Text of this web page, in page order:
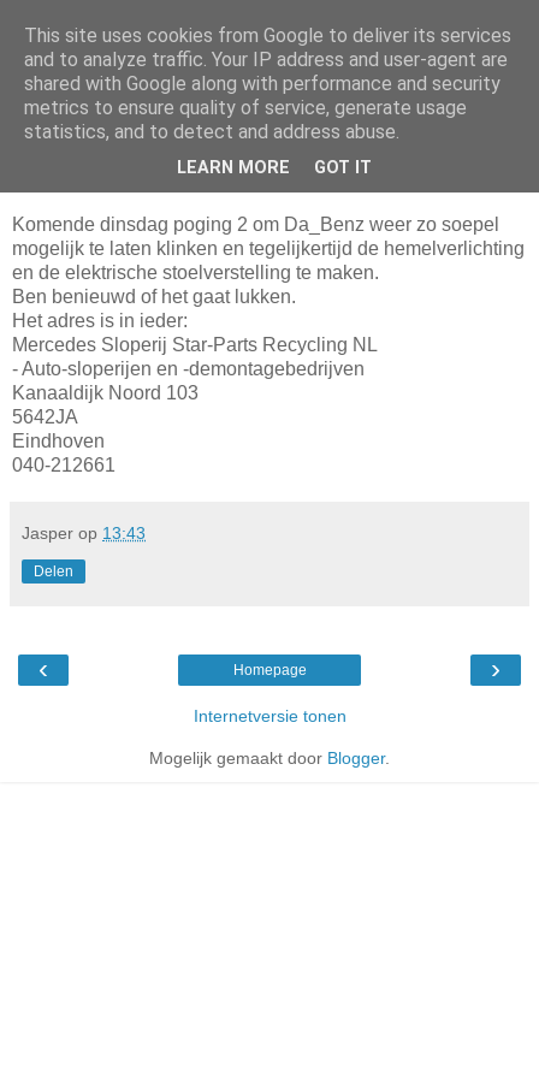
Da_Blog
You don't put a bumpersticker on a Bentley
vrijdag, september 25, 2009
Komende dinsdag poging 2 om Da_Benz weer zo soepel
mogelijk te laten klinken en tegelijkertijd de hemelverlichting
en de elektrische stoelverstelling te maken.
Ben benieuwd of het gaat lukken.
Het adres is in ieder:
Mercedes Sloperij Star-Parts Recycling NL
- Auto-sloperijen en -demontagebedrijven
Kanaaldijk Noord 103
5642JA
Eindhoven
040-212661
Jasper op 13:43
Delen
‹ ›
Homepage
Internetversie tonen
Mogelijk gemaakt door Blogger.
This site uses cookies from Google to deliver its services
and to analyze traffic. Your IP address and user-agent are
shared with Google along with performance and security
metrics to ensure quality of service, generate usage
statistics, and to detect and address abuse.
LEARN MORE GOT IT